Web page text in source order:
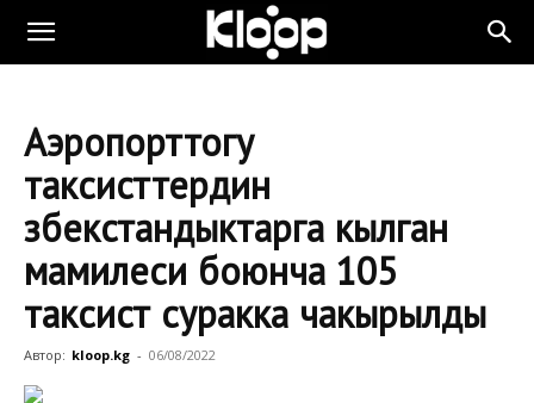
Аэропорттогу
таксисттердин
Өзбекстандыктарга кылган
мамилеси боюнча 105
таксист суракка чакырылды
Автор: kloop.kg - 06/08/2022